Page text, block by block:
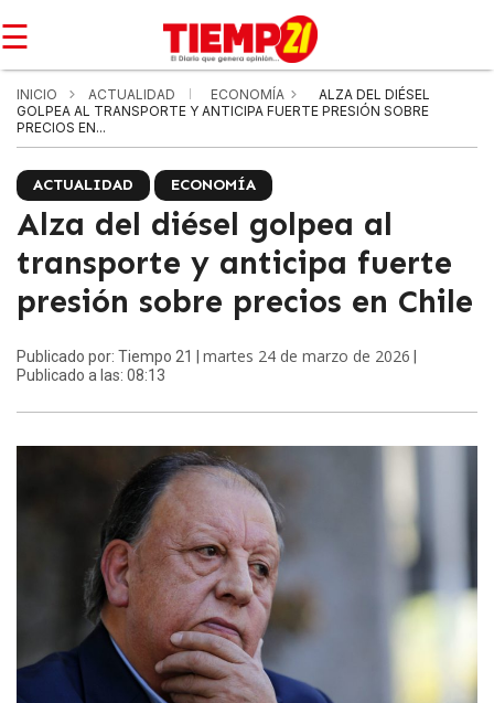
☰
INICIO ACTUALIDAD ECONOMÍA
ALZA DEL DIÉSEL
GOLPEA AL TRANSPORTE Y ANTICIPA FUERTE PRESIÓN SOBRE
PRECIOS EN...
ACTUALIDAD ECONOMÍA
Alza del diésel golpea al
transporte y anticipa fuerte
presión sobre precios en Chile
Publicado por: Tiempo 21 | martes 24 de marzo de 2026
Publicado a las: 08:13